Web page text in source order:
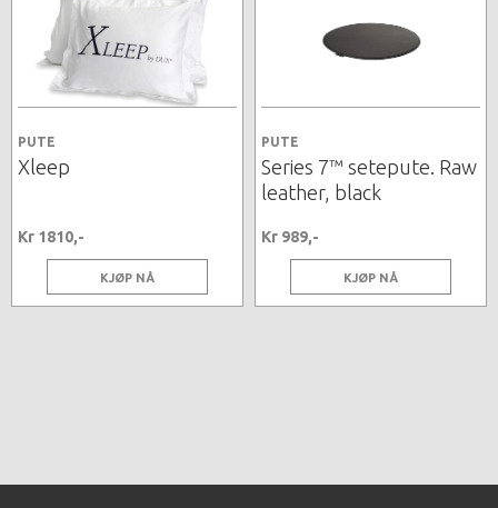
PUTE
Xleep
Kr 1810,-
KJØP NÅ
PUTE
Series 7™ setepute. Raw
leather, black
Kr 989,-
KJØP NÅ